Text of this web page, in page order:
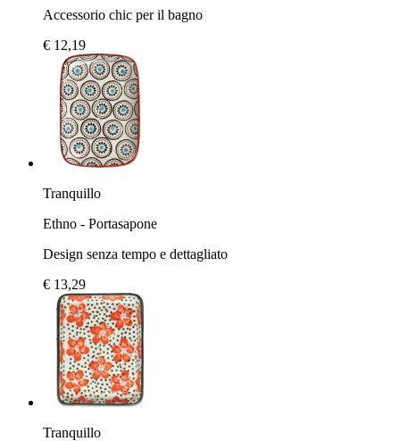
Accessorio chic per il bagno
€ 12,19
Tranquillo
Ethno - Portasapone
Design senza tempo e dettagliato
€ 13,29
Tranquillo